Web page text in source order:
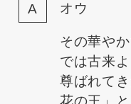
オウ
その華や
では古来
尊ばれて
花の王」